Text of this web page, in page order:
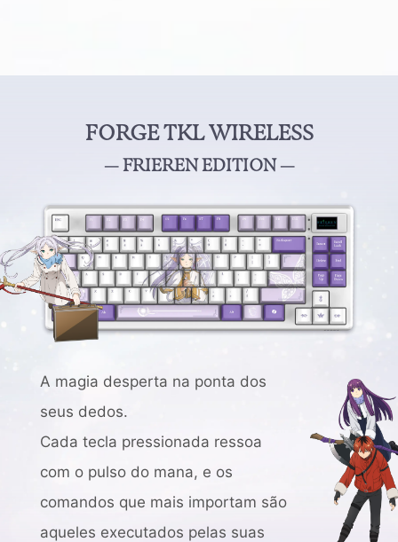
FORGE TKL WIRELESS
— FRIEREN EDITION —
A magia desperta na ponta dos
seus dedos.
Cada tecla pressionada ressoa
com o pulso do mana, e os
comandos que mais importam são
aqueles executados pelas suas